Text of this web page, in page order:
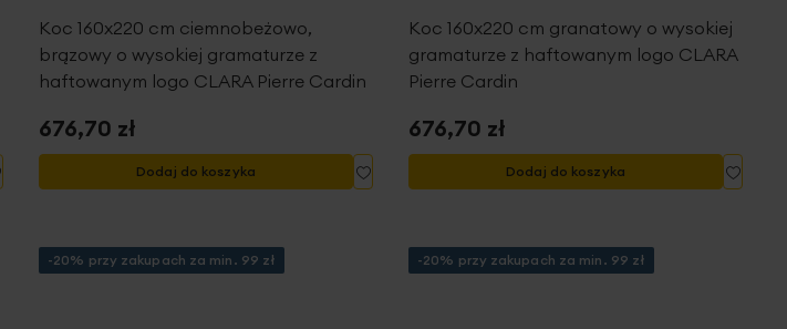
do
Koc 160x220 cm ciemnobeżowo,
brązowy o wysokiej gramaturze z
haftowanym logo CLARA Pierre Cardin
676,70 zł
Dodaj do koszyka
do
Koc 160x220 cm granatowy o wysokiej
gramaturze z haftowanym logo CLARA
Pierre Cardin
676,70 zł
Dodaj do koszyka
Dodaj
do
-20% przy zakupach za min. 99 zł -20% przy zakupach za min. 99 zł